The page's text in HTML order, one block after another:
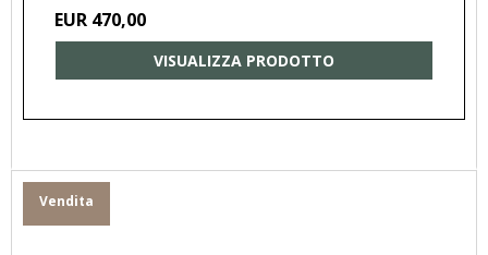
EUR 470,00
VISUALIZZA PRODOTTO
Vendita